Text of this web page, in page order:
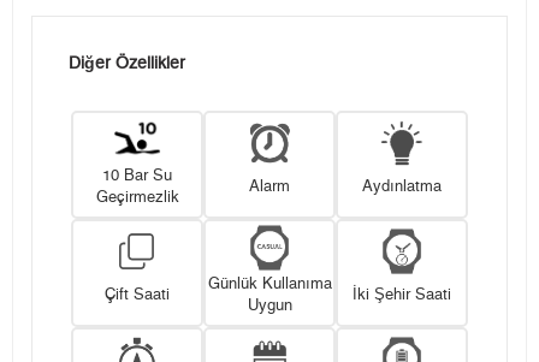
Diğer Özellikler
10 Bar Su
Geçirmezlik
Alarm Aydınlatma
Çift Saati
Günlük Kullanıma
Uygun
İki Şehir Saati